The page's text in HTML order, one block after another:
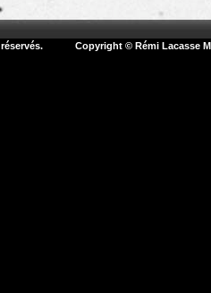
réservés. Copyright © Rémi Lacasse